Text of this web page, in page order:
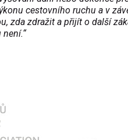
cestovního ruchu a v
zda zdražit a přijít o další